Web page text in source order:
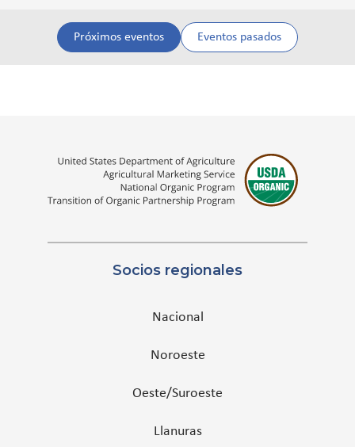
Próximos eventos Eventos pasados
Socios regionales
Nacional
Noroeste
Oeste/Suroeste
Llanuras